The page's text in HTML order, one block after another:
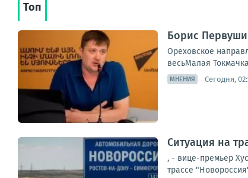
Топ
Борис
Ореховское
весьМалая
МНЕНИЯ Сегодня,
Ситуация на
, - вице-премьер
трассе